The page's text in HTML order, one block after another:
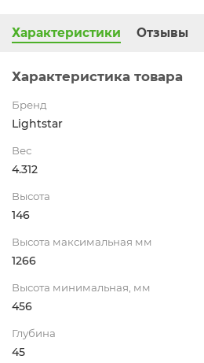
Характеристики Отзывы
Характеристика товара
Бренд
Lightstar
Вес
4.312
Высота
146
Высота максимальная мм
1266
Высота минимальная, мм
456
Глубина
45